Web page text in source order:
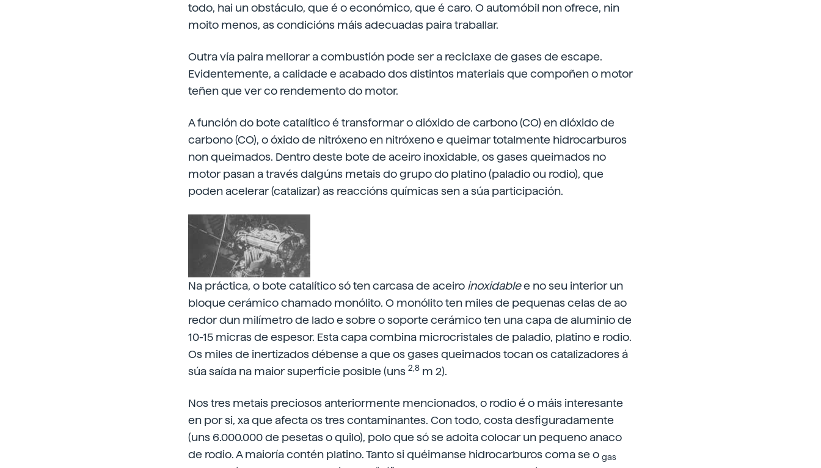
todo, hai un obstáculo, que é o económico, que é caro. O automóbil non ofrece, nin
moito menos, as condicións máis adecuadas paira traballar.
Outra vía paira mellorar a combustión pode ser a reciclaxe de gases de escape.
Evidentemente, a calidade e acabado dos distintos materiais que compoñen o motor
teñen que ver co rendemento do motor.
A función do bote catalítico é transformar o dióxido de carbono (CO) en dióxidode
carbono (CO), o óxido de nitróxeno en nitróxeno e queimar totalmente hidrocarburos
non queimados. Dentro deste bote de aceiro inoxidable, os gases queimados no
motor pasan a través dalgúns metais do grupo do platino (paladio ou rodio), que
poden acelerar (catalizar) as reaccións químicas sen a súa participación.
Na práctica, o bote catalítico só ten carcasa de aceiro inoxidablee no seu interior un
bloque cerámico chamado monólito. O monólito ten miles de pequenas celas de ao
redor dun milímetro de lado e sobre o soporte cerámico ten una capa de aluminio de
10-15 micras de espesor. Esta capa combina microcristales de paladio, platino e rodio.
Os miles de inertizados débense a que os gases queimados tocan os catalizadores á
súa saída na maior superficie posible (uns 2,8 m 2).
Nos tres metais preciosos anteriormente mencionados, o rodio é o máis interesante
en por si, xa que afecta os tres contaminantes. Con todo, costa desfiguradamente
(uns 6.000.000 de pesetas o quilo), polo que só se adoita colocar un pequeno anaco
de rodio. A maioría contén platino. Tanto si quéimanse hidrocarburos coma se o gas